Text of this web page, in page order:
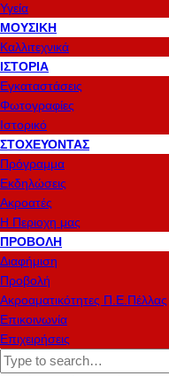
Υγεία
ΜΟΥΣΙΚΉ
Καλλιτεχνικά
ΙΣΤΟΡΊΑ
Εγκαταστάσεις
Φωτογραφίες
Ιστορικό
ΣΤΟΧΕΎΟΝΤΑΣ
Πρόγραμμα
Εκδηλώσεις
Ακροατές
Η Περιοχη μας
ΠΡΟΒΟΛΉ
Διαφήμιση
Προβολή
Ακροαματικότητες Π.Ε.Πέλλας
Επικοινωνία
Επιχειρήσεις